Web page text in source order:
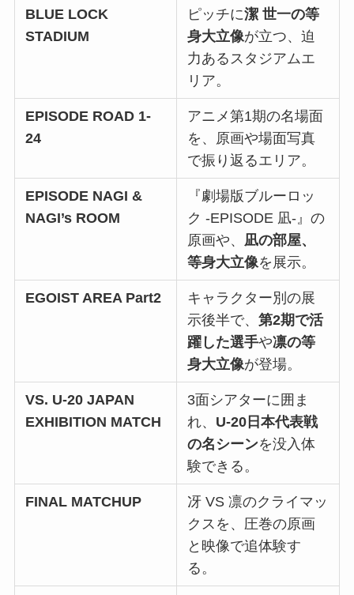
BLUE LOCK
STADIUM
ピッチに潔 世一の等
身大立像が立つ、迫
力あるスタジアムエ
リア。
EPISODE ROAD 1-
24
アニメ第1期の名場面
を、原画や場面写真
で振り返るエリア。
EPISODE NAGI &
NAGI’s ROOM
『劇場版ブルーロッ
ク -EPISODE 凪-』の
原画や、 凪の部屋、
等身大立像を展示。
EGOIST AREA Part2
キャラクター別の展
示後半で、第2期で活
躍した選手や凛の等
身大立像が登場。
VS. U-20 JAPAN
EXHIBITION MATCH
3面シアターに囲ま
れ、 U-20日本代表戦
の名シーンを没入体
験できる。
FINAL MATCHUP
冴 VS 凛のクライマッ
クスを、圧巻の原画
と映像で追体験す
る。